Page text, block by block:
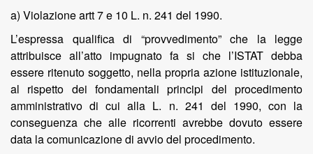
a) Violazione artt 7 e 10 L. n. 241 del 1990.
L’espressa qualifica di “provvedimento” che la legge
attribuisce all’atto impugnato fa si che l’ISTAT debba
essere ritenuto soggetto, nella propria azione istituzionale,
al rispetto dei fondamentali principi del procedimento
amministrativo di cui alla L. n. 241 del 1990, con la
conseguenza che alle ricorrenti avrebbe dovuto essere
data la comunicazione di avvio del procedimento.